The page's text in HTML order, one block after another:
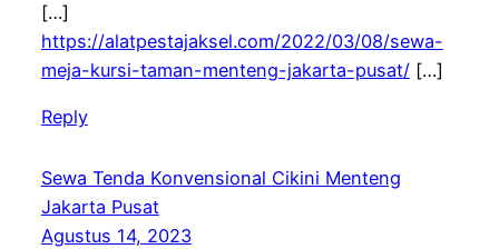
[…]
https://alatpestajaksel.com/2022/03/08/sewa-
meja-kursi-taman-menteng-jakarta-pusat/[…]
Reply
Sewa Tenda Konvensional Cikini Menteng
Jakarta Pusat
Agustus 14, 2023